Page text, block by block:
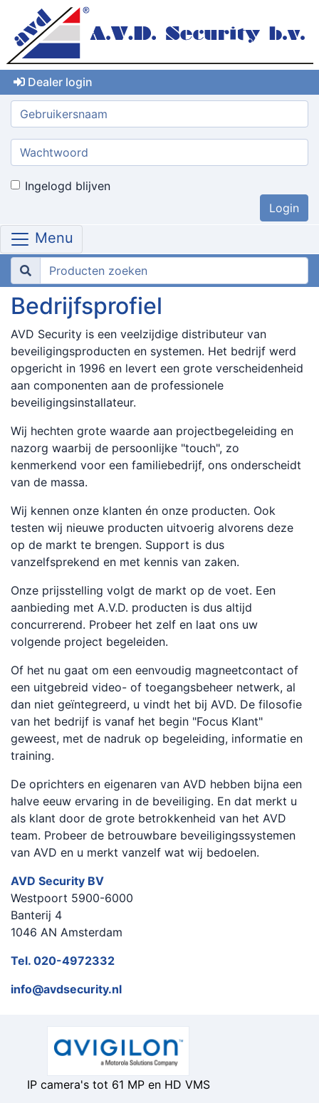
Dealer login
Gebruikersnaam:
Wachtwoord:
Ingelogd blijven
Menu
Bedrijfsprofiel
AVD Security is een veelzijdige distributeur van
beveiligingsproducten en systemen. Het bedrijf werd
opgericht in 1996 en levert een grote verscheidenheid
aan componenten aan de professionele
beveiligingsinstallateur.
Wij hechten grote waarde aan projectbegeleiding en
nazorg waarbij de persoonlijke "touch", zo
kenmerkend voor een familiebedrijf, ons onderscheidt
van de massa.
Wij kennen onze klanten én onze producten. Ook
testen wij nieuwe producten uitvoerig alvorens deze
op de markt te brengen. Support is dus
vanzelfsprekend en met kennis van zaken.
Onze prijsstelling volgt de markt op de voet. Een
aanbieding met A.V.D. producten is dus altijd
concurrerend. Probeer het zelf en laat ons uw
volgende project begeleiden.
Of het nu gaat om een eenvoudig magneetcontact of
een uitgebreid video- of toegangsbeheer netwerk, al
dan niet geïntegreerd, u vindt het bij AVD. De filosofie
van het bedrijf is vanaf het begin "Focus Klant"
geweest, met de nadruk op begeleiding, informatie en
training.
De oprichters en eigenaren van AVD hebben bijna een
halve eeuw ervaring in de beveiliging. En dat merkt u
als klant door de grote betrokkenheid van het AVD
team. Probeer de betrouwbare beveiligingssystemen
van AVD en u merkt vanzelf wat wij bedoelen.
AVD Security BV
Westpoort 5900-6000
Banterij 4
1046 AN Amsterdam
Tel. 020-4972332
info@avdsecurity.nl
IP camera's tot 61 MP en HD VMS